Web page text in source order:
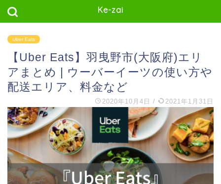
Ke-zai
Uber Eats
【Uber Eats】羽曳野市(大阪府)エリ
アまとめ | ウーバーイーツの使い方や
配送エリア、料金など
2020年10月4日 / 2021年1月31日